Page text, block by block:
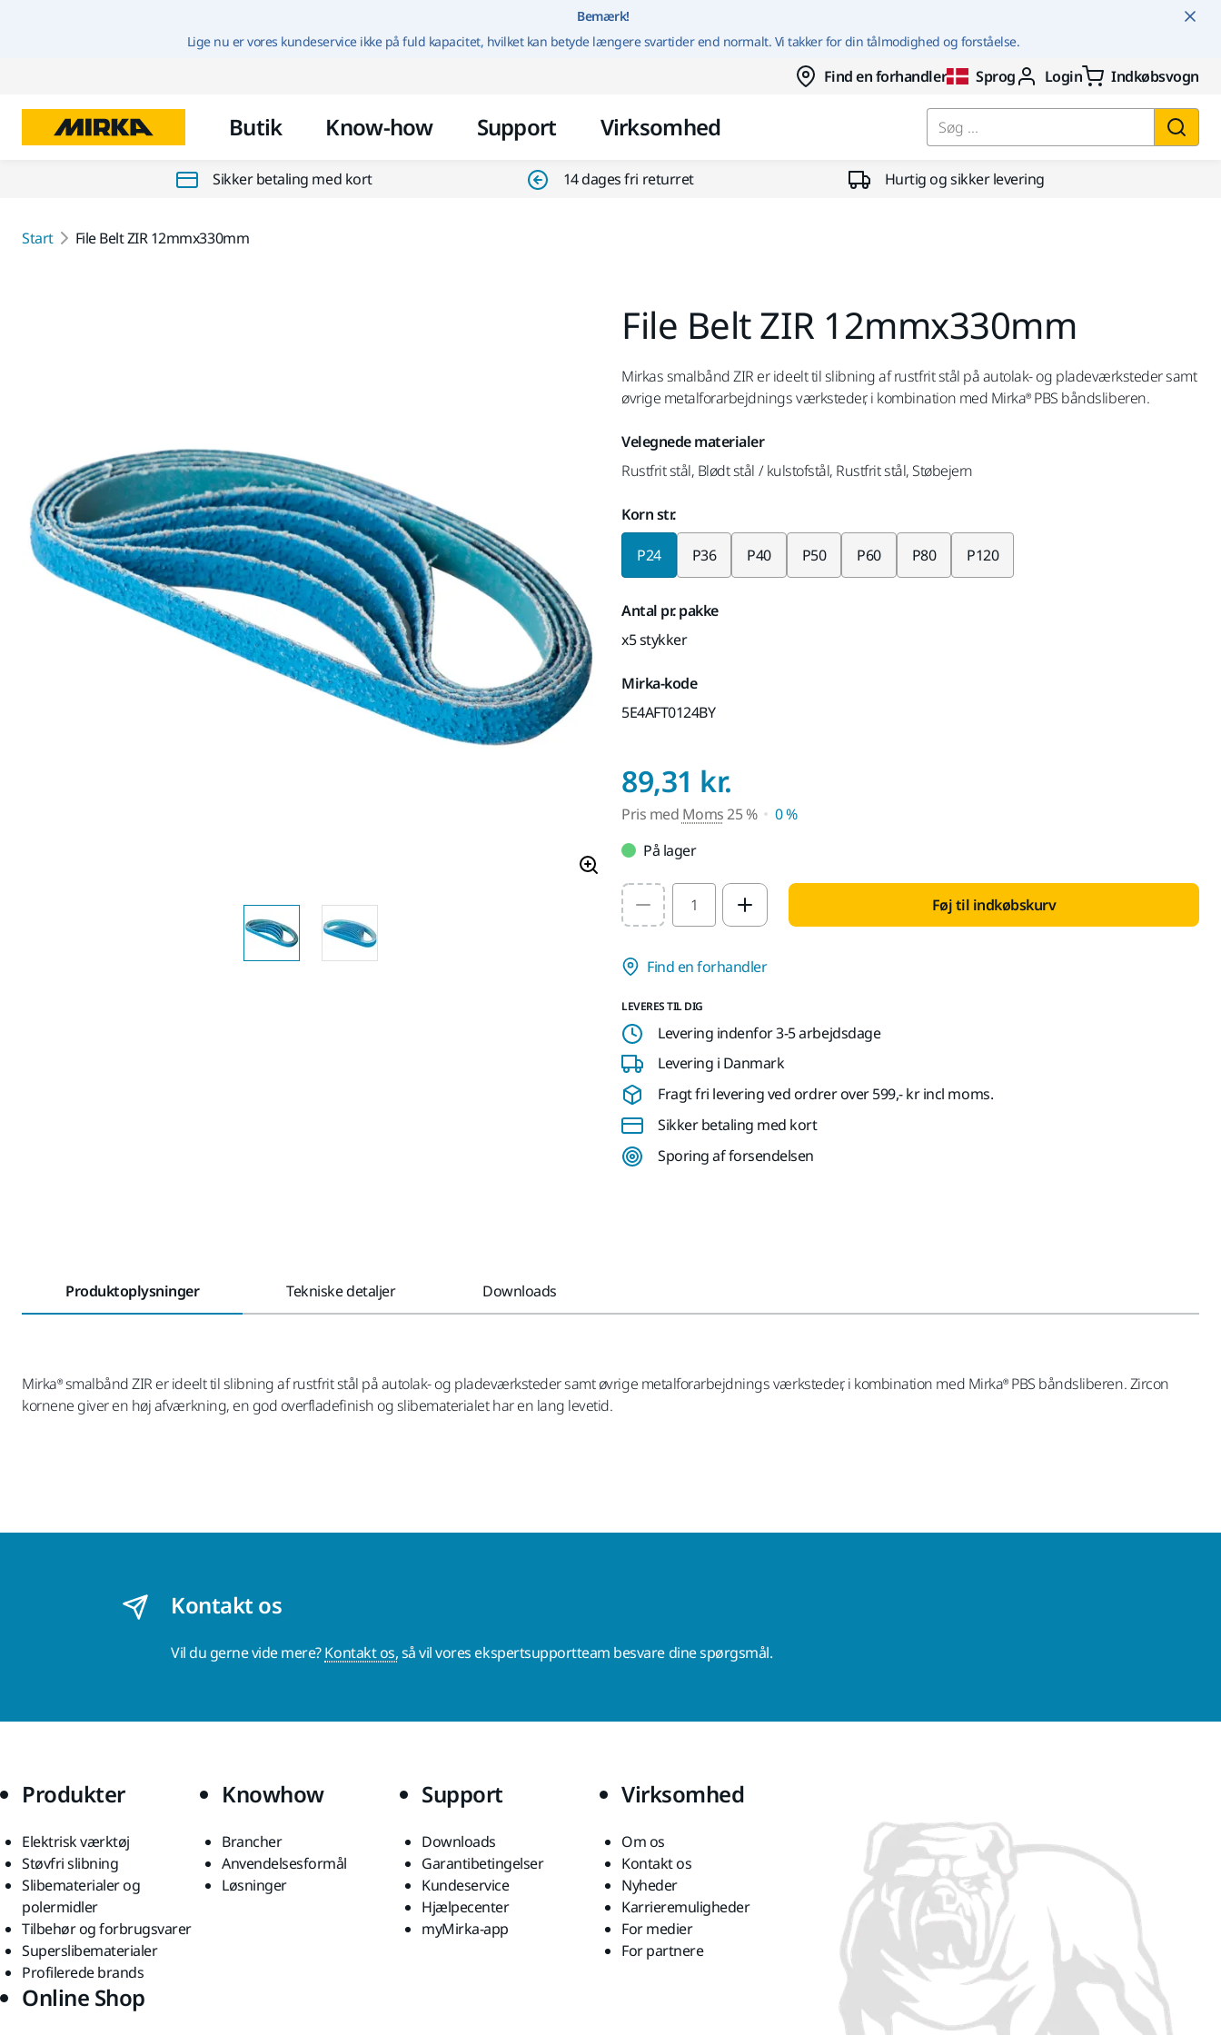
Gå til indhold
Bemærk!
Lige nu er vores kundeservice ikke på fuld kapacitet, hvilket kan betyde længere svartider end normalt. Vi takker for din tålmodighed og forståelse.
Find en forhandler Sprog Login Indkøbsvogn
Butik Know-how Support Virksomhed Søg ...
Sikker betaling med kort 14 dages fri returret Hurtig og sikker levering
Start File Belt ZIR 12mmx330mm
File Belt ZIR 12mmx330mm
Mirkas smalbånd ZIR er ideelt til slibning af rustfrit stål på autolak- og pladeværksteder samt
øvrige metalforarbejdnings værksteder, i kombination med Mirka® PBS båndsliberen.
Velegnede materialer
Rustfrit stål, Blødt stål / kulstofstål, Rustfrit stål, Støbejern
Korn str.
P24 P36 P40 P50 P60 P80 P120
Antal pr. pakke
x5 stykker
Mirka-kode
5E4AFT0124BY
89,31 kr.
Pris med Moms25 %
0 %
På lager
Select quantity value Føj til indkøbskurv
Find en forhandler
LEVERES TIL DIG
Levering indenfor 3-5 arbejdsdage
Levering i Danmark
Fragt fri levering ved ordrer over 599,- kr incl moms.
Sikker betaling med kort
Sporing af forsendelsen
Produktoplysninger Tekniske detaljer Downloads
Mirka® smalbånd ZIR er ideelt til slibning af rustfrit stål på autolak- og pladeværksteder samt øvrige metalforarbejdnings værksteder, i kombination med Mirka® PBS båndsliberen. Zircon
kornene giver en høj afværkning, en god overfladefinish og slibematerialet har en lang levetid.
Kontakt os
Vil du gerne vide mere?Kontakt os,så vil vores ekspertsupportteam besvare dine spørgsmål.
Produkter
Elektrisk værktøj
Støvfri slibning
Slibematerialer og
polermidler
Tilbehør og forbrugsvarer
Superslibematerialer
Profilerede brands
Knowhow
Brancher
Anvendelsesformål
Løsninger
Support
Downloads
Garantibetingelser
Kundeservice
Hjælpecenter
myMirka-app
Virksomhed
Om os
Kontakt os
Nyheder
Karrieremuligheder
For medier
For partnere
Online Shop